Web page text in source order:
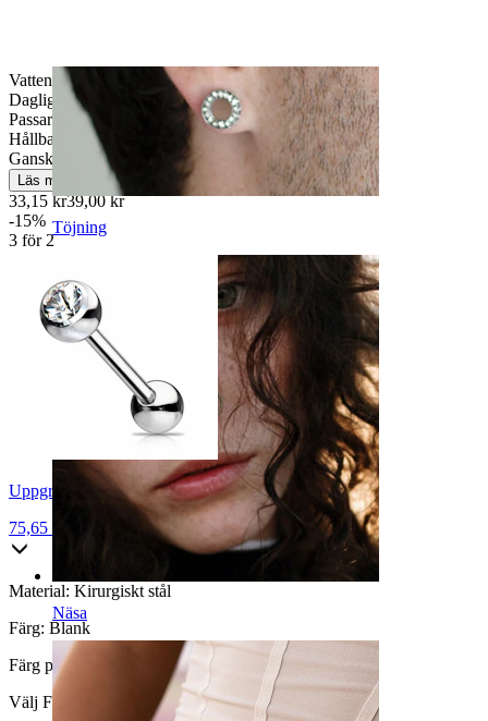
Töjning
Näsa
Vattentät
Daglig användning
Passar de flesta hudtyper
Hållbar
Ganska enkel
Läs mer
33,15 kr39,00 kr
-15%
3 för 2
Uppgradera till titan
75,65 kr
Material: Kirurgiskt stål
Färg: Blank
Färg på sten
Välj Färg på sten